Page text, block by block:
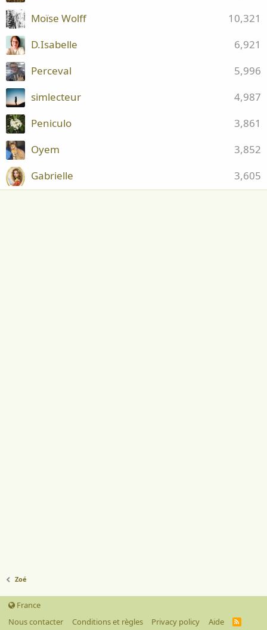
10,321
Moïse Wolff
6,921
D.Isabelle
5,996
Perceval
4,987
simlecteur
3,861
Peniculo
3,852
Oyem
3,605
Gabrielle
Zoé
France
Nous contacter
Conditions et règles Privacy policy Aide
R